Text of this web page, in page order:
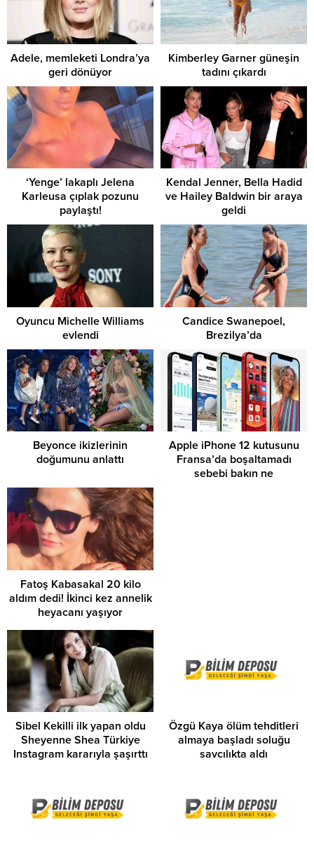
Adele, memleketi Londra’ya
geri dönüyor
Kimberley Garner güneşin
tadını çıkardı
‘Yenge’ lakaplı Jelena
Karleusa çıplak pozunu
paylaştı!
Kendal Jenner, Bella Hadid
ve Hailey Baldwin bir araya
geldi
Oyuncu Michelle Williams
evlendi
Candice Swanepoel,
Brezilya’da
Beyonce ikizlerinin
doğumunu anlattı
Apple iPhone 12 kutusunu
Fransa’da boşaltamadı
sebebi bakın ne
Fatoş Kabasakal 20 kilo
aldım dedi! İkinci kez annelik
heyacanı yaşıyor
Sibel Kekilli ilk yapan oldu
Sheyenne Shea Türkiye
Instagram kararıyla şaşırttı
Özgü Kaya ölüm tehditleri
almaya başladı soluğu
savcılıkta aldı